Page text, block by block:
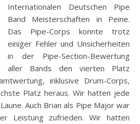
Internationalen Deutschen Pipe
Band Meisterschaften in Peine.
Das Pipe-Corps konnte trotz
einiger Fehler und Unsicherheiten
in der Pipe-Section-Bewertung
aller Bands den vierten Platz
inklusive Drum-Corps,
Platz heraus. Wir hatten jede
Auch Brian als Pipe Major war
Leistung zufrieden. Wir hatten